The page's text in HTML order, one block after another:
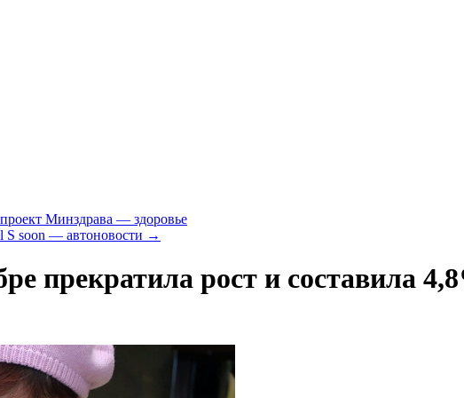
Минздрава — здоровье
S soon — автоновости →
прекратила рост и составила